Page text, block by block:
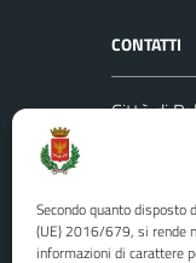
Secondo quanto disposto
(UE) 2016/679, si rende
informazioni di carattere
CONTATTI
Città di
Codice
U.O.
(URP)